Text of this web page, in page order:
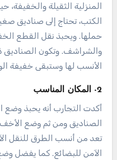
المنزلية الثقيلة والخفيفة،
الكتب، تحتاج إلى صناديق
حملها. ويحبذ نقل القطع
والشراشف. وتكون الصناديق
الأنسب لها وستبقى خفيفة
2- المكان المناسب
أكدت التجارب أنه يحبذ وضع
الصناديق ومن ثم وضع الأخف
تعد من أنسب الطرق للنقل
الآمن للبضائع. كما يفضل